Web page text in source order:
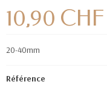
10,90 CHF
20-40mm
Référence